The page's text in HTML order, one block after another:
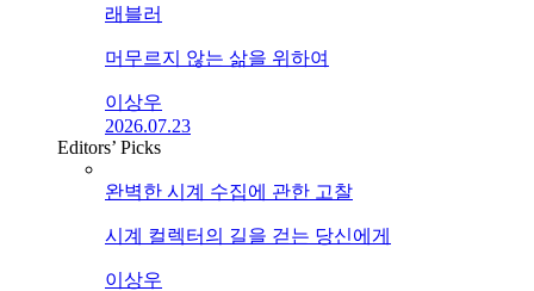
래블러
머무르지 않는 삶을 위하여
이상우
2026.07.23
Editors’ Picks
완벽한 시계 수집에 관한 고찰
시계 컬렉터의 길을 걷는 당신에게
이상우